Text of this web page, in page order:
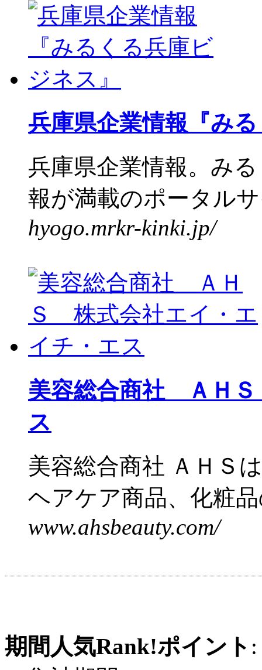
兵庫県企業情報『み
兵庫県企業情報。み
報が満載のポータル
hyogo.mrkr-kinki.jp/
美容総合商社 ＡＨ
ス
美容総合商社 ＡＨＳ
ヘアケア商品、化粧
www.ahsbeauty.com/
期間人気Rank!ポイント